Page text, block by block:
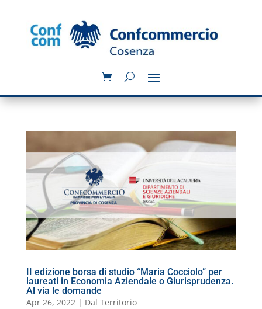
II edizione borsa di studio “Maria Cocciolo” per
laureati in Economia Aziendale o Giurisprudenza.
Al via le domande
Apr 26, 2022| Dal Territorio